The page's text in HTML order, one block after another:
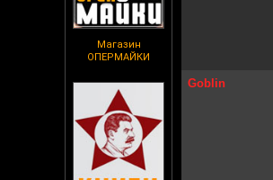
Магазин
ОПЕРМАЙКИ
Goblin